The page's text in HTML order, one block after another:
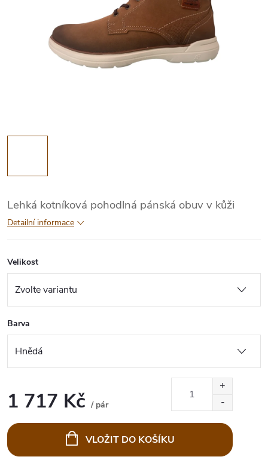
Lehká kotníková pohodlná pánská obuv v kůži
Detailní informace
Velikost
Barva
1 717 Kč / pár
cena:
VLOŽIT DO KOŠÍKU